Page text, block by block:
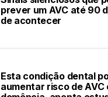
prever um AVC até 90
de acontecer
Esta condição dental
aumentar risco de AVC